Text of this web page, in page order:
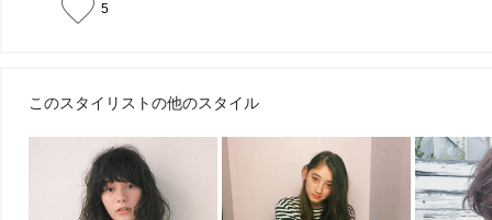
5
このスタイリストの他のスタイル